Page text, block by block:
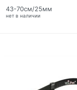
нет в наличии
43-70см/25мм